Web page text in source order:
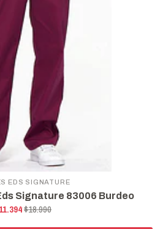
EDS SIGNATURE
Signature 83006 Burdeo
$18.990